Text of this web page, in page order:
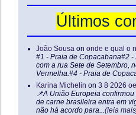
Últimos
João Sousa on onde e qual o
#1 - Praia de Copacabana#2
com a rua Sete de Setembro,
Vermelha.#4 - Praia de
Karina Michelin on 3 8 2026
📌A União Europeia
de carne brasileira entra em
não há acordo para...(leia